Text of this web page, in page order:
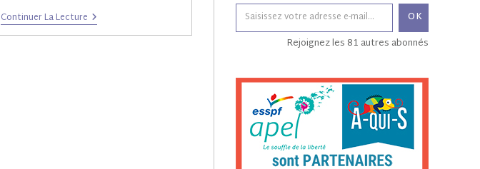
Continuer La Lecture OK
Rejoignez les 81 autres abonnés